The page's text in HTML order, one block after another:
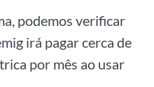
podemos verificar
irá pagar cerca de
por mês ao usar